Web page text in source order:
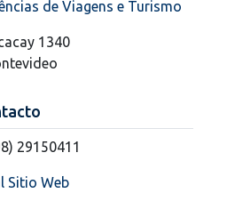
de Viagens e Turismo
1340
29150411
Sitio Web